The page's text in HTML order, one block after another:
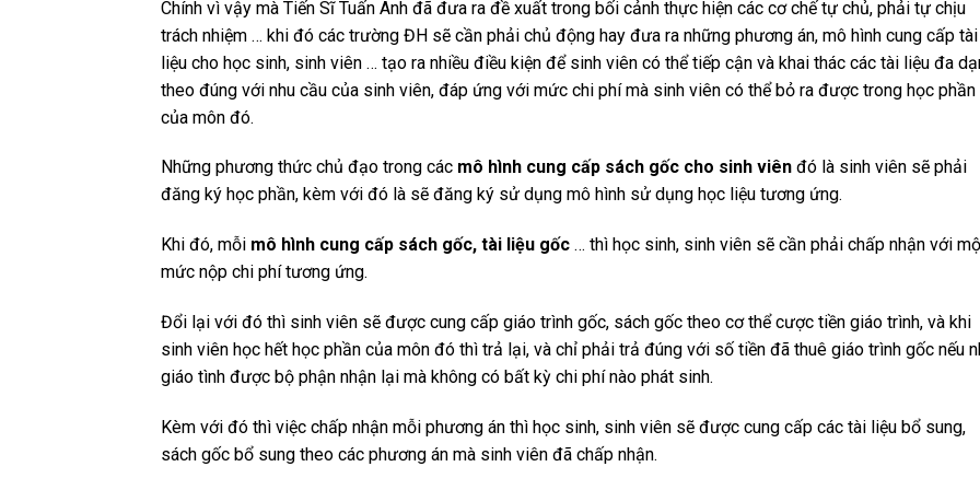
Chính vì vậy mà Tiến Sĩ Tuấn Anh đã đưa ra đề xuất trong bối cảnh thực hiện các cơ chế tự chủ, phải tự chịu
trách nhiệm … khi đó các trường ĐH sẽ cần phải chủ động hay đưa ra những phương án, mô hình cung cấp tài
liệu cho học sinh, sinh viên … tạo ra nhiều điều kiện để sinh viên có thể tiếp cận và khai thác các tài liệu đa
theo đúng với nhu cầu của sinh viên, đáp ứng với mức chi phí mà sinh viên có thể bỏ ra được trong học phần
của môn đó.
Những phương thức chủ đạo trong các mô hình cung cấp sách gốc cho sinh viên đó là sinh viên sẽ phải
đăng ký học phần, kèm với đó là sẽ đăng ký sử dụng mô hình sử dụng học liệu tương ứng.
Khi đó, mỗi mô hình cung cấp sách gốc, tài liệu gốc … thì học sinh, sinh viên sẽ cần phải chấp nhận với
mức nộp chi phí tương ứng.
Đổi lại với đó thì sinh viên sẽ được cung cấp giáo trình gốc, sách gốc theo cơ thể cược tiền giáo trình, và khi
sinh viên học hết học phần của môn đó thì trả lại, và chỉ phải trả đúng với số tiền đã thuê giáo trình gốc nếu
giáo tình được bộ phận nhận lại mà không có bất kỳ chi phí nào phát sinh.
Kèm với đó thì việc chấp nhận mỗi phương án thì học sinh, sinh viên sẽ được cung cấp các tài liệu bổ sung,
sách gốc bổ sung theo các phương án mà sinh viên đã chấp nhận.